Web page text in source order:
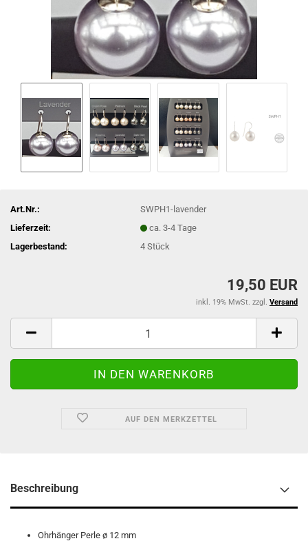
Art.Nr.:
SWPH1-lavender
Lieferzeit:
ca. 3-4 Tage
Lagerbestand:
4Stück
19,50 EUR
inkl. 19% MwSt. zzgl. Versand
AUF DEN MERKZETTEL
Beschreibung
Ohrhänger Perle ø 12 mm